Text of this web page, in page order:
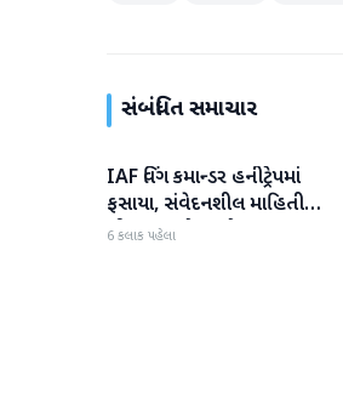
સંબંધિત સમાચાર
રાષ્ટ્રીય
IAF વિંગ કમાન્ડર હનીટ્રેપમાં
ફસાયા, સંવેદનશીલ માહિતી
લીક કરવાનો આરોપ
6 કલાક પહેલા